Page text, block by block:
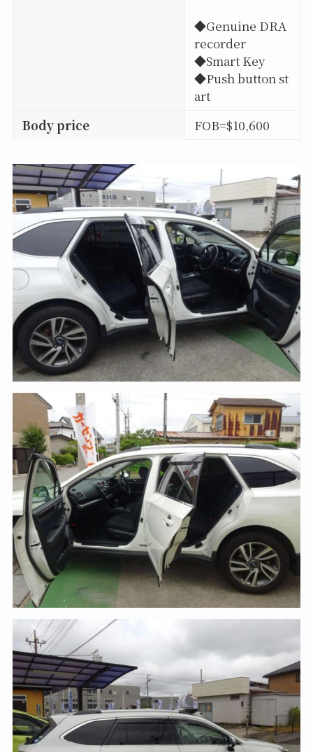
◆Genuine DRA
recorder
◆Smart Key
◆Push button st
art
Body price
FOB=$10,600